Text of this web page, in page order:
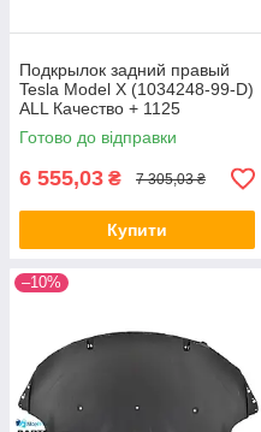
Подкрылок задний правый
Tesla Model X (1034248-99-D)
ALL Качество + 1125
Готово до відправки
6 555,03 ₴ 7 305,03 ₴
Купити
–10%